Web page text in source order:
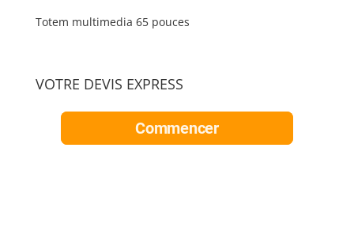
Totem multimedia 65 pouces
VOTRE DEVIS EXPRESS